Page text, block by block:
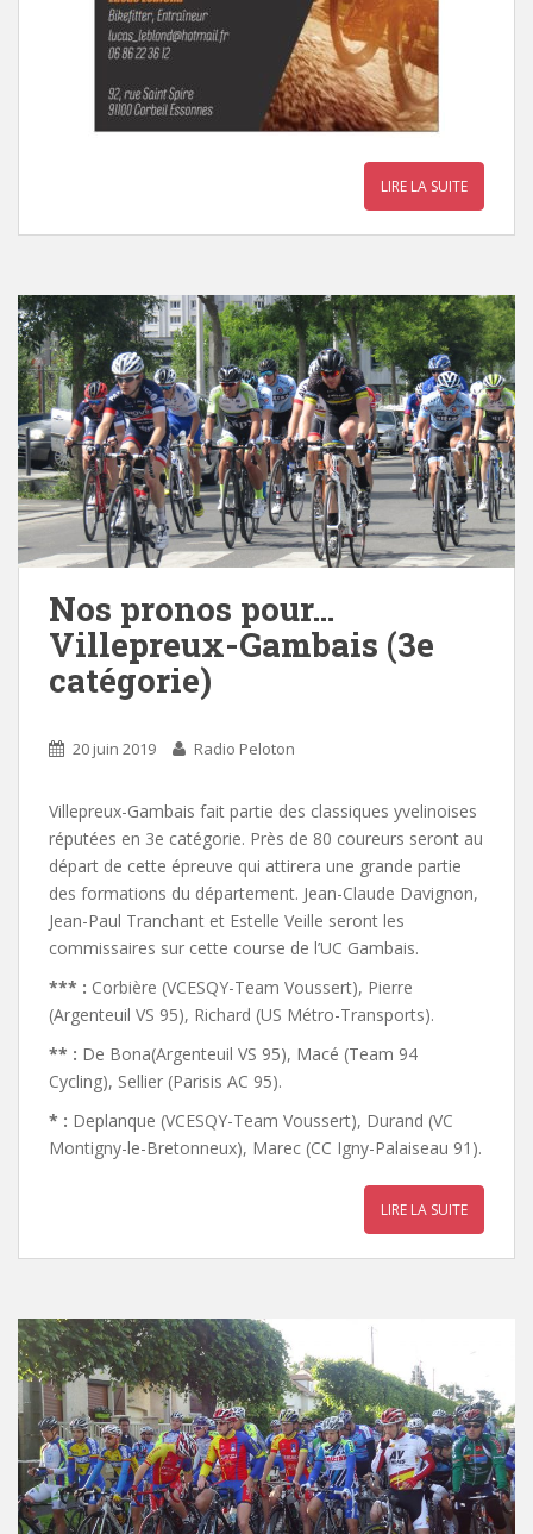
LIRE LA SUITE
Nos pronos pour…
Villepreux-Gambais (3e
catégorie)
20 juin 2019 Radio Peloton
Villepreux-Gambais fait partie des classiques yvelinoises
réputées en 3e catégorie. Près de 80 coureurs seront au
départ de cette épreuve qui attirera une grande partie
des formations du département. Jean-Claude Davignon,
Jean-Paul Tranchant et Estelle Veille seront les
commissaires sur cette course de l’UC Gambais.
*** : Corbière (VCESQY-Team Voussert), Pierre
(Argenteuil VS 95), Richard (US Métro-Transports).
** : De Bona(Argenteuil VS 95), Macé (Team 94
Cycling), Sellier (Parisis AC 95).
* : Deplanque (VCESQY-Team Voussert), Durand (VC
Montigny-le-Bretonneux), Marec (CC Igny-Palaiseau 91).
LIRE LA SUITE